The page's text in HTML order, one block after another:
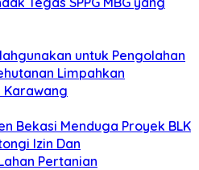
untuk Pengolahan
Limpahkan
Karawang
Bekasi Menduga Proyek BLK
Izin Dan
Pertanian